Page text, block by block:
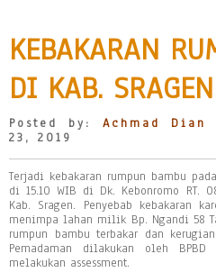
KEBAKARAN
DI KAB. SRAGEN
Posted by: Achmad Dian
23, 2019
Terjadi kebakaran rumpun bambu
di 15.10 WIB di Dk. Kebonromo RT.
Kab. Sragen. Penyebab kebakaran
menimpa lahan milik Bp. Ngandi 58
rumpun bambu terbakar dan
Pemadaman dilakukan oleh
melakukan assessment.